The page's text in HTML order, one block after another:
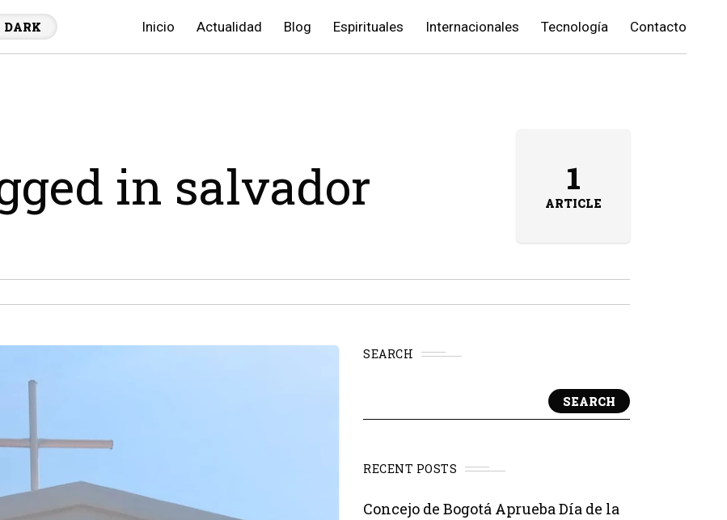
DARK Inicio Actualidad Blog Espirituales Internacionales Tecnología Contacto
in salvador 1
ARTICLE
SEARCH
SEARCH
RECENT POSTS
Concejo de Bogotá Aprueba Día de la